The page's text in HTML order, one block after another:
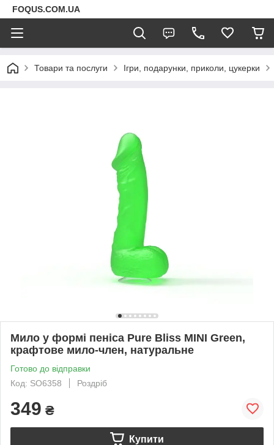
FOQUS.COM.UA
Товари та послуги Ігри, подарунки, приколи, цукерки
Мило у формі пеніса Pure Bliss MINI Green,
крафтове мило-член, натуральне
Готово до відправки
Код: SO6358
Роздріб
349 ₴
Купити